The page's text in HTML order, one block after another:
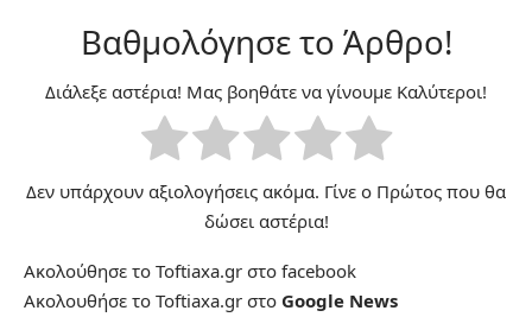
Βαθμολόγησε το Άρθρο!
Διάλεξε αστέρια! Μας βοηθάτε να γίνουμε Καλύτεροι!
Δεν υπάρχουν αξιολογήσεις ακόμα. Γίνε ο Πρώτος που θα
δώσει αστέρια!
Ακολούθησε το Toftiaxa.gr στο facebook
Ακολουθήσε το Toftiaxa.gr στο Google News